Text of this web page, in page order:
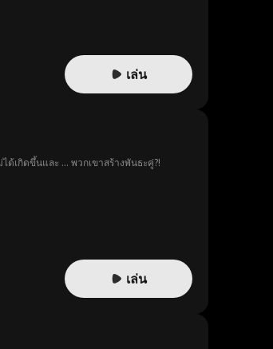
เล่น
เกิดขึ้นและ ... พวกเขาสร้างพันธะคู่?!
เล่น